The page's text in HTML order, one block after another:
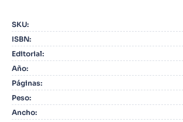
SKU:
ISBN:
Editorial:
Año:
Páginas:
Peso:
Ancho:
2. Blue Lock
3. Jujutsu Kaisen
4. Odisea
5. Manga
6. Stephen King